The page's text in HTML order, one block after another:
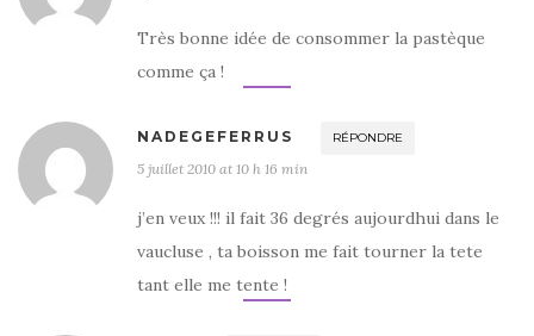
Très bonne idée de consommer la pastèque
comme ça !
NADEGEFERRUS RÉPONDRE
5 juillet 2010 at 10 h 16 min
j’en veux !!! il fait 36 degrés aujourdhui dans le
vaucluse , ta boisson me fait tourner la tete
tant elle me tente !